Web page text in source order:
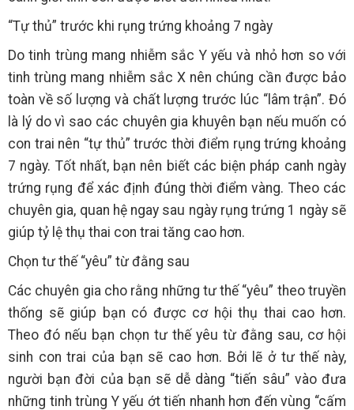
“Tự thủ” trước khi rụng trứng khoảng 7 ngày
Do tinh trùng mang nhiễm sắc Y yếu và nhỏ hơn so với
tinh trùng mang nhiễm sắc X nên chúng cần được bảo
toàn về số lượng và chất lượng trước lúc “lâm trận”. Đó
là lý do vì sao các chuyên gia khuyên bạn nếu muốn có
con trai nên “tự thủ” trước thời điểm rụng trứng khoảng
7 ngày. Tốt nhất, bạn nên biết các biện pháp canh ngày
trứng rụng để xác định đúng thời điểm vàng. Theo các
chuyên gia, quan hệ ngay sau ngày rụng trứng 1 ngày sẽ
giúp tỷ lệ thụ thai con trai tăng cao hơn.
Chọn tư thế “yêu” từ đằng sau
Các chuyên gia cho rằng những tư thế “yêu” theo truyền
thống sẽ giúp bạn có được cơ hội thụ thai cao hơn.
Theo đó nếu bạn chọn tư thế yêu từ đằng sau, cơ hội
sinh con trai của bạn sẽ cao hơn. Bởi lẽ ở tư thế này,
người bạn đời của bạn sẽ dễ dàng “tiến sâu” vào đưa
những tinh trùng Y yếu ớt tiến nhanh hơn đến vùng “cấm